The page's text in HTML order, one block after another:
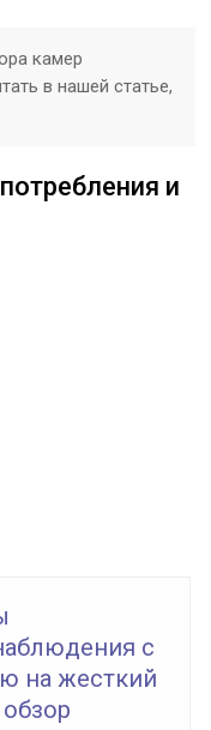
камер
в нашей статье,
и
с
на жесткий